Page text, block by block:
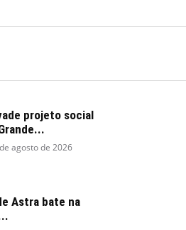
projeto social
agosto de 2026
Astra bate na